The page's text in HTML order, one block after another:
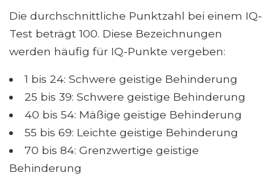
Die durchschnittliche Punktzahl bei einem IQ-
Test beträgt 100. Diese Bezeichnungen
werden häufig für IQ-Punkte vergeben:
1 bis 24: Schwere geistige Behinderung
25 bis 39: Schwere geistige Behinderung
40 bis 54: Mäßige geistige Behinderung
55 bis 69: Leichte geistige Behinderung
70 bis 84: Grenzwertige geistige
Behinderung